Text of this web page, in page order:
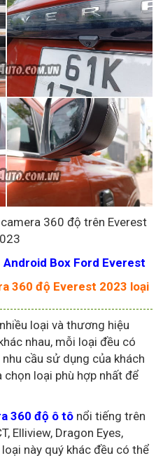
360 độ trên Everest
Android Box Ford Everest
360 độ Everest 2023 loại
loại và thương hiệu
nhau, mỗi loại đều có
cầu sử dụng của khách
loại phù hợp nhất để
360 độ ô tô nổi tiếng trên
Elliview, Dragon Eyes,
này quý khác đều có thể